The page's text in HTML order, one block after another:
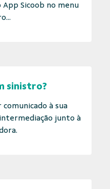
Sicoob no menu
sinistro?
à sua
junto à